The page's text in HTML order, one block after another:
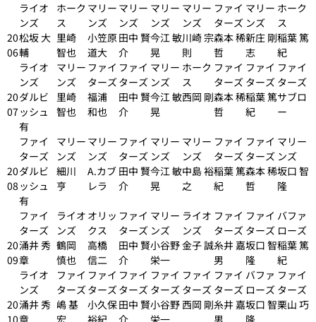
ライオ
ンズ
ホーク
ス
マリー
ンズ
マリー
ンズ
マリー
ンズ
マリー
ンズ
ファイ
ターズ
マリー
ンズ
ホーク
ス
20
06
松坂 大
輔
里崎
智也
小笠原
道大
田中 賢
介
今江 敏
晃
川崎 宗
則
森本 稀
哲
新庄 剛
志
稲葉 篤
紀
ライオ
ンズ
マリー
ンズ
ファイ
ターズ
ファイ
ターズ
マリー
ンズ
ホーク
ス
ファイ
ターズ
ファイ
ターズ
ファイ
ターズ
20
07
ダルビ
ッシュ
有
里崎
智也
福浦
和也
田中 賢
介
今江 敏
晃
西岡 剛森本 稀
哲
稲葉 篤
紀
サブロ
ー
ファイ
ターズ
マリー
ンズ
マリー
ンズ
ファイ
ターズ
マリー
ンズ
マリー
ンズ
ファイ
ターズ
ファイ
ターズ
マリー
ンズ
20
08
ダルビ
ッシュ
有
細川
亨
A.カブ
レラ
田中 賢
介
今江 敏
晃
中島 裕
之
稲葉 篤
紀
森本 稀
哲
坂口 智
隆
ファイ
ターズ
ライオ
ンズ
オリッ
クス
ファイ
ターズ
マリー
ンズ
ライオ
ンズ
ファイ
ターズ
ファイ
ターズ
バファ
ローズ
20
09
涌井 秀
章
鶴岡
慎也
高橋
信二
田中 賢
介
小谷野
栄一
金子 誠糸井 嘉
男
坂口 智
隆
稲葉 篤
紀
ライオ
ンズ
ファイ
ターズ
ファイ
ターズ
ファイ
ターズ
ファイ
ターズ
ファイ
ターズ
ファイ
ターズ
バファ
ローズ
ファイ
ターズ
20
10
涌井 秀
章
嶋 基
宏
小久保
裕紀
田中 賢
介
小谷野
栄一
西岡 剛糸井 嘉
男
坂口 智
隆
栗山 巧